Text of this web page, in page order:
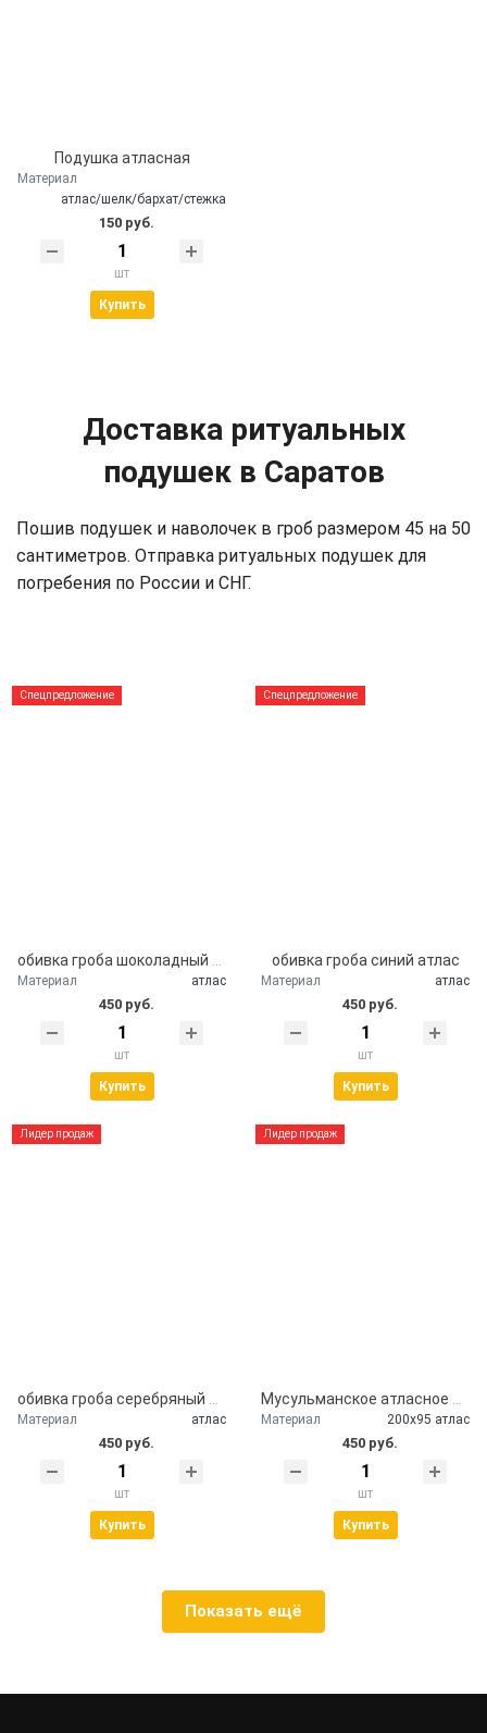
Подушка атласная
Материал
атлас/шелк/бархат/стежка
150 руб.
шт
Купить
Доставка ритуальных
подушек в Саратов
Пошив подушек и наволочек в гроб размером 45 на 50
сантиметров. Отправка ритуальных подушек для
погребения по России и СНГ.
Спецпредложение
Материал атлас
450 руб.
шт
Купить
Спецпредложение
обивка гроба синий атлас
Материал атлас
450 руб.
шт
Купить
Лидер продаж
Материал атлас
450 руб.
шт
Купить
Лидер продаж
Материал 200х95 атлас
450 руб.
шт
Купить
Показать ещё